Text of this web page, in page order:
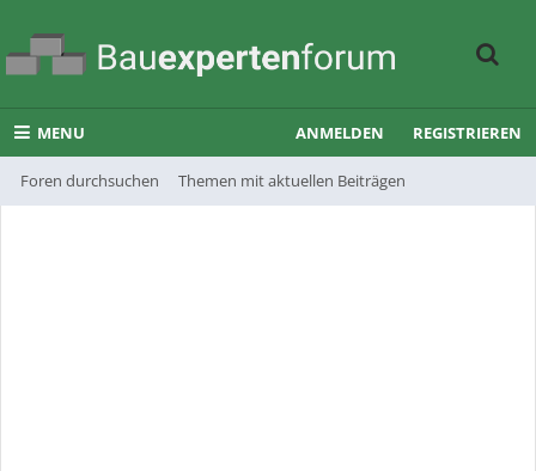
MENU
Foren durchsuchen Themen mit aktuellen Beiträgen
ANMELDEN REGISTRIEREN